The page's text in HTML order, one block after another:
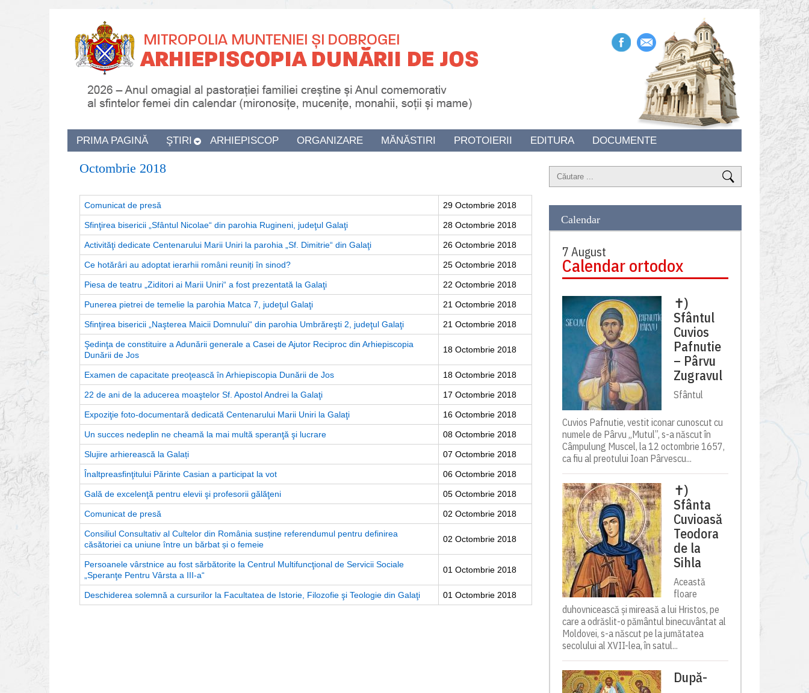
PRIMA PAGINĂ ŞTIRI ARHIEPISCOP ORGANIZARE MĂNĂSTIRI PROTOIERII EDITURA DOCUMENTE
Octombrie 2018
Comunicat de presă 29 Octombrie 2018
Sfinţirea bisericii „Sfântul Nicolae“ din parohia Rugineni, judeţul Galaţi 28 Octombrie 2018
Activităţi dedicate Centenarului Marii Uniri la parohia „Sf. Dimitrie“ din Galaţi 26 Octombrie 2018
Ce hotărâri au adoptat ierarhii români reuniți în sinod? 25 Octombrie 2018
Piesa de teatru „Ziditori ai Marii Uniri“ a fost prezentată la Galaţi 22 Octombrie 2018
Punerea pietrei de temelie la parohia Matca 7, judeţul Galaţi 21 Octombrie 2018
Sfinţirea bisericii „Naşterea Maicii Domnului“ din parohia Umbrăreşti 2, judeţul Galaţi 21 Octombrie 2018
Şedinţa de constituire a Adunării generale a Casei de Ajutor Reciproc din Arhiepiscopia
Dunării de Jos
18 Octombrie 2018
Examen de capacitate preoţească în Arhiepiscopia Dunării de Jos 18 Octombrie 2018
22 de ani de la aducerea moaştelor Sf. Apostol Andrei la Galaţi 17 Octombrie 2018
Expoziţie foto-documentară dedicată Centenarului Marii Uniri la Galaţi 16 Octombrie 2018
Un succes nedeplin ne cheamă la mai multă speranţă şi lucrare 08 Octombrie 2018
Slujire arhierească la Galați 07 Octombrie 2018
Înaltpreasfinţitului Părinte Casian a participat la vot 06 Octombrie 2018
Gală de excelenţă pentru elevii şi profesorii gălăţeni 05 Octombrie 2018
Comunicat de presă 02 Octombrie 2018
Consiliul Consultativ al Cultelor din România susține referendumul pentru definirea
căsătoriei ca uniune între un bărbat și o femeie
02 Octombrie 2018
Persoanele vârstnice au fost sărbătorite la Centrul Multifuncţional de Servicii Sociale
„Speranţe Pentru Vârsta a III-a“
01 Octombrie 2018
Deschiderea solemnă a cursurilor la Facultatea de Istorie, Filozofie şi Teologie din Galaţi 01 Octombrie 2018
Calendar
7 August
Calendar ortodox
✝)
Sfântul
Cuvios
Pafnutie
– Pârvu
Zugravul
Sfântul
Cuvios Pafnutie, vestit iconar cunoscut cu
numele de Pârvu „Mutul”, s-a născut în
Câmpulung Muscel, la 12 octombrie 1657,
ca fiu al preotului Ioan Pârvescu...
✝)
Sfânta
Cuvioasă
Teodora
de la
Sihla
Această
floare
duhovnicească și mireasă a lui Hristos, pe
care a odrăslit-o pământul binecuvântat al
Moldovei, s-a născut pe la jumătatea
secolului al XVII-lea, în satul...
După-